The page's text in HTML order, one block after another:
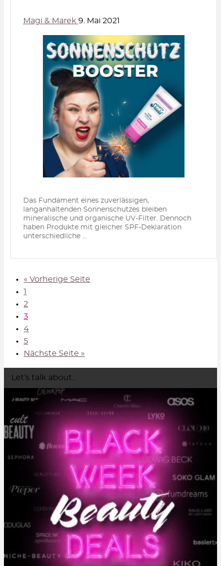
Magi & Marek 9. Mai 2021
Das Fundament eines zuverlässigen,
langanhaltenden Sonnenschutzes bleiben
mineralische und organische UV-Filter. Dennoch
haben Produkte mit gleicher SPF-Deklaration
unterschiedliche ...
« Vorherige Seite
1
2
3
4
5
Nächste Seite »
Let’s talk about…